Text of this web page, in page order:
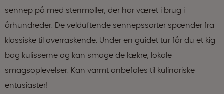
sennep på med stenmøller, der har været i brug i
århundreder. De velduftende sennepssorter spænder fra
klassiske til overraskende. Under en guidet tur får du et kig
bag kulisserne og kan smage de lækre, lokale
smagsoplevelser. Kan varmt anbefales til kulinariske
entusiaster!